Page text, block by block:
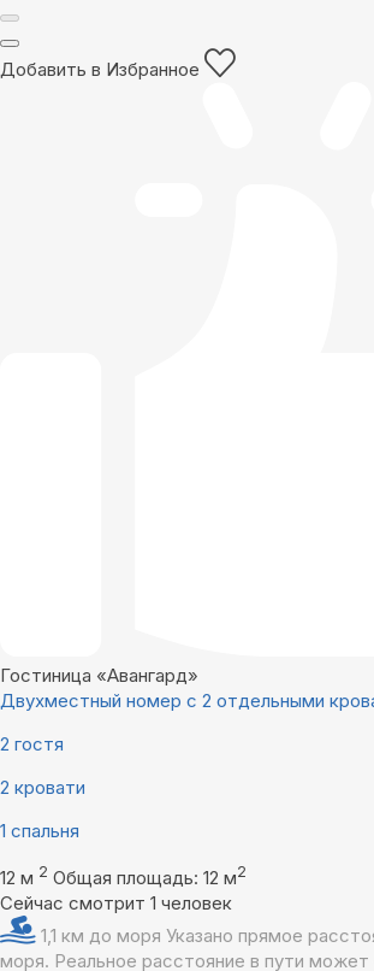
Добавить в Избранное
Гостиница «Авангард»
Двухместный номер с 2 отдельными
2 гостя
2 кровати
1 спальня
12 м 2 Общая площадь: 12 м2
Сейчас смотрит 1 человек
1,1 км до моря Указано прямое
моря. Реальное расстояние в пути